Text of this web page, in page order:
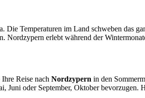
Temperaturen im Land schweben das
erlebt während der
Reise nach Nordzypern in den
oder September, Oktober bevorzugen.